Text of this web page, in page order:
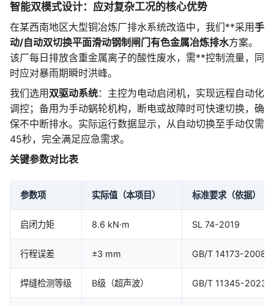
智能双模式设计：应对复杂工况的核心优势
在某西南地区大型铜冶炼厂排水系统改造中，我们**采用手
动/自动双切换平面滑动钢制闸门有色金属冶炼排水方案。
该厂每日排放含重金属离子的酸性废水，需**控制流量，同
时应对暴雨期瞬时洪峰。
我们选用 双驱动系统：主控为电动启闭机，实现远程自动化
调控；备用为手动蜗轮机构，断电或故障时可快速切换，确
保不中断排水。实际运行数据显示，从自动切换至手动仅需
45秒，完全满足应急需求。
关键参数对比表
参数项 实际值（本项目） 标准要求（依据）
启闭力矩 8.6 kN·m SL 74-2019
行程误差 ±3 mm GB/T 14173-2008
焊缝检测等级 B级（超声波） GB/T 11345-2023